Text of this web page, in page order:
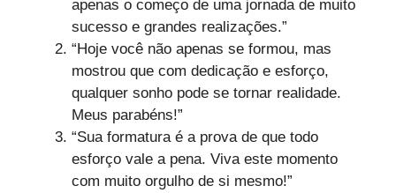
apenas o começo de uma jornada de muito
sucesso e grandes realizações.”
“Hoje você não apenas se formou, mas
mostrou que com dedicação e esforço,
qualquer sonho pode se tornar realidade.
Meus parabéns!”
“Sua formatura é a prova de que todo
esforço vale a pena. Viva este momento
com muito orgulho de si mesmo!”